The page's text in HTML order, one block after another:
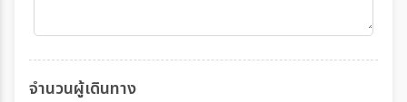
จำนวนผู้เดินทาง